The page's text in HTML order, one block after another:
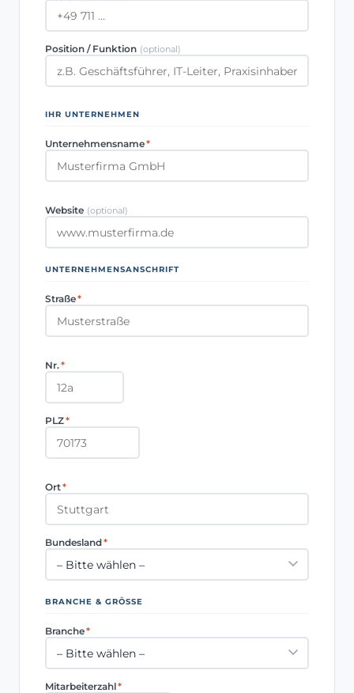
Position / Funktion (optional)
IHR UNTERNEHMEN
Unternehmensname*
Website (optional)
UNTERNEHMENSANSCHRIFT
Straße*
Nr.*
PLZ*
Ort*
Bundesland*
BRANCHE & GRÖSSE
Branche*
Mitarbeiterzahl*